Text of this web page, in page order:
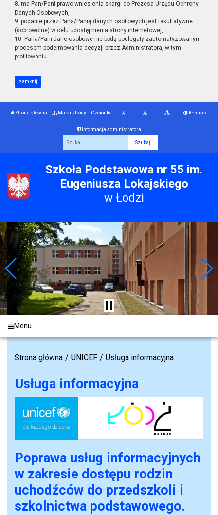
8. ma Pan/Pani prawo wniesienia skargi do Prezesa Urzędu Ochrony
Danych Osobowych,
9. podanie przez Pana/Panią danych osobowych jest fakultatywne
(dobrowolne) w celu udostępnienia strony internetowej,
10. Pana/Pani dane osobowe nie będą podlegały zautomatyzowanym
procesom podejmowania decyzji przez Administratora, w tym
profilowaniu.
zamknij
Strona główna Mapa strony Czcionka Kontrast
Informacja administratora
Szkoła Podstawowa nr 55 im.
Eugeniusza Lokajskiego
w Łodzi
Menu
Strona główna UNICEF Usługa informacyjna
Usługa informacyjna
Poprawa usług informacyjnych
w zakresie dostępu rodzin
uchodźców do przedszkoli i
szkolnictwa podstawowego.